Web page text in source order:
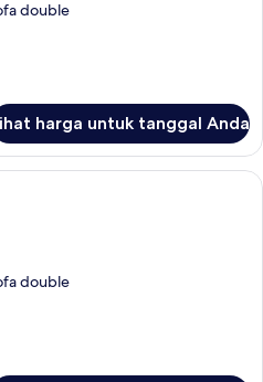
double
harga untuk tanggal Anda
Seprai antialergi, selimut bulu angsa,
double